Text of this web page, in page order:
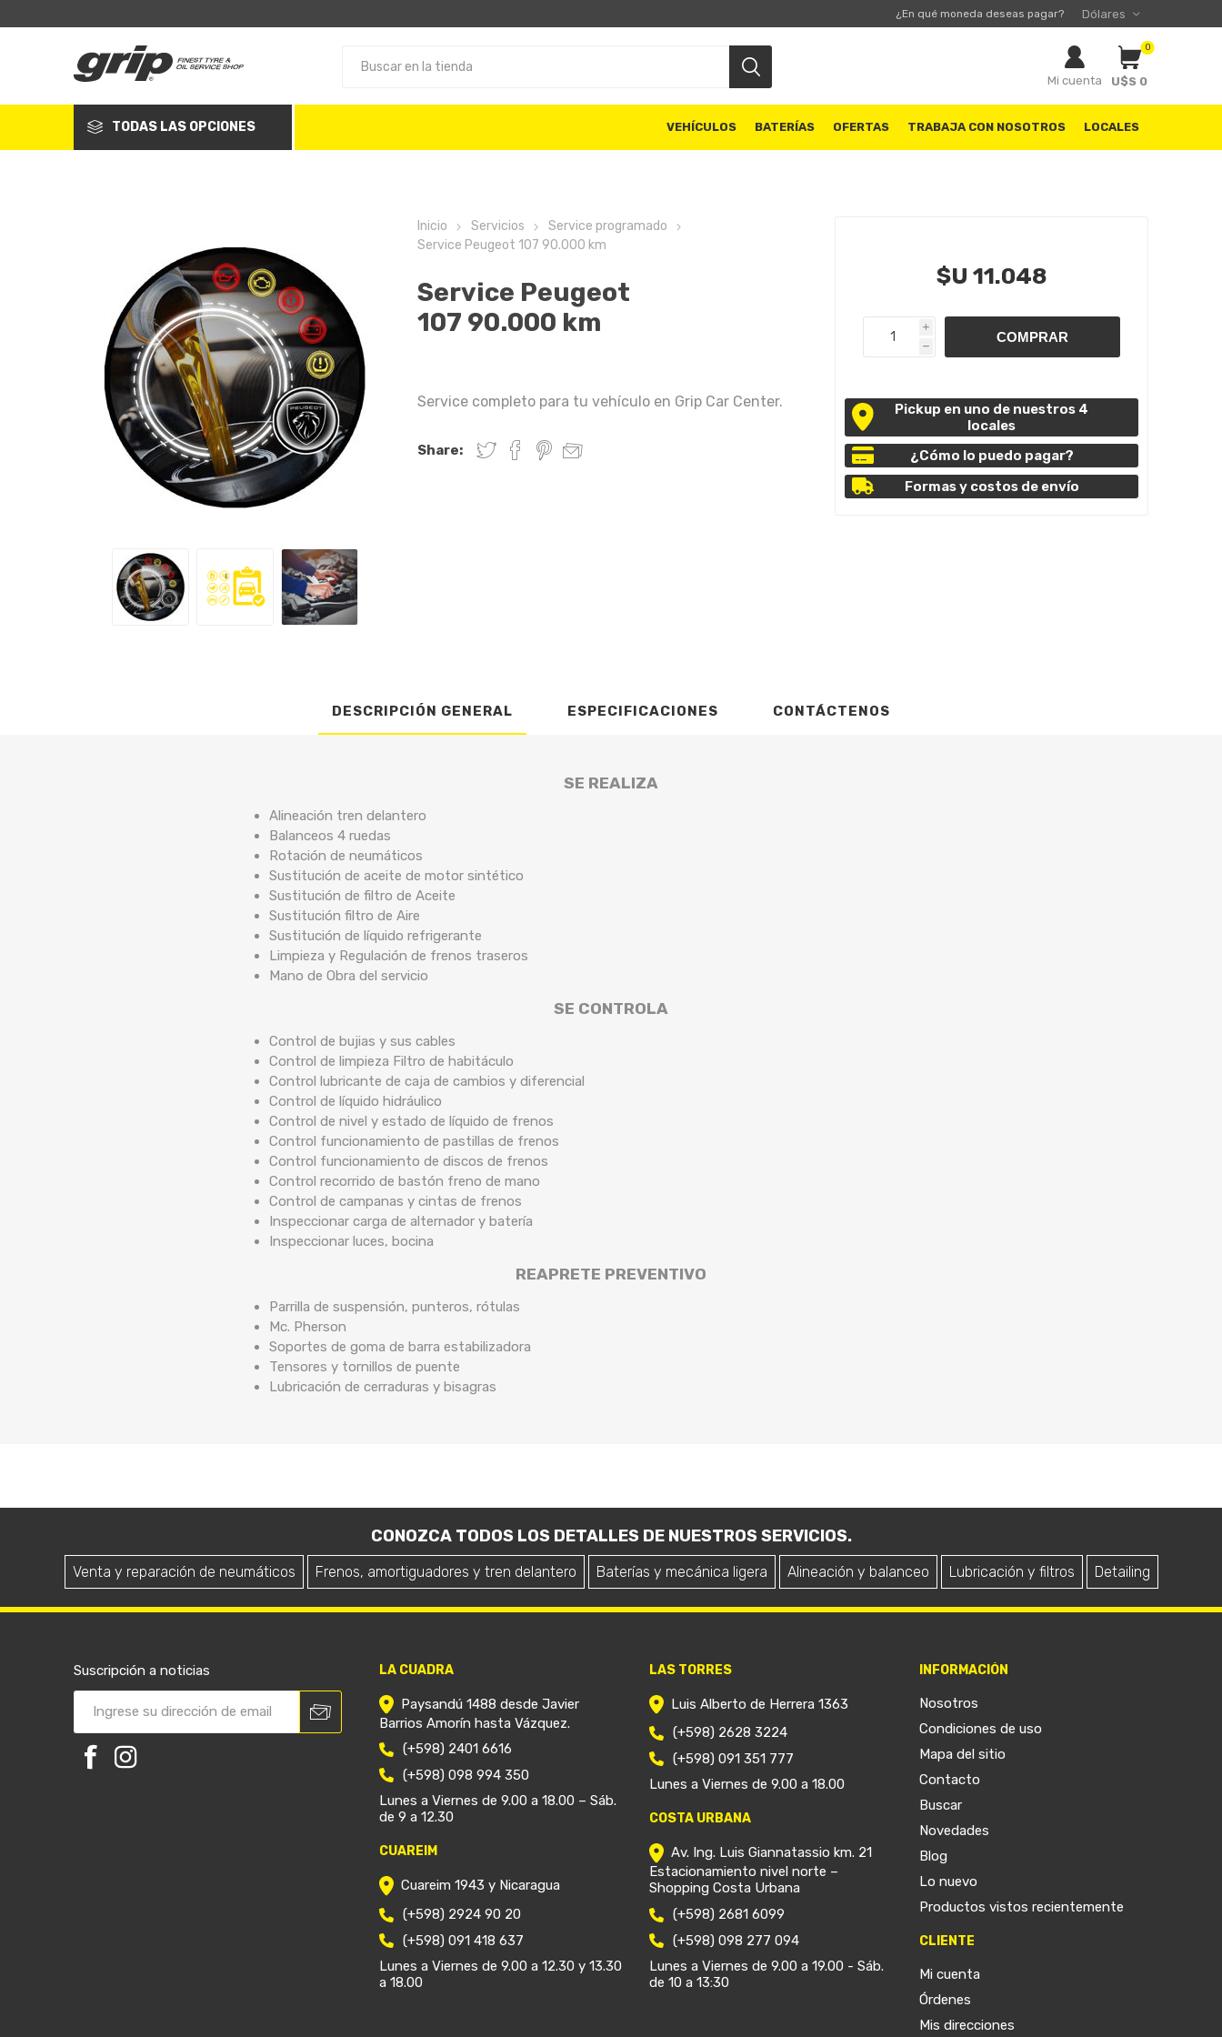
¿En qué moneda deseas pagar?
Mi cuenta
0
U$S 0
TODAS LAS OPCIONES VEHÍCULOS BATERÍAS OFERTAS TRABAJA CON NOSOTROS LOCALES
Inicio Servicios
Service programado
Service Peugeot 107 90.000 km
Service Peugeot
107 90.000 km
Service completo para tu vehículo en Grip Car Center.
Share:
$U 11.048
i
h
Pickup en uno de nuestros 4
locales
¿Cómo lo puedo pagar?
Formas y costos de envío
DESCRIPCIÓN GENERAL ESPECIFICACIONES CONTÁCTENOS
SE REALIZA
Alineación tren delantero
Balanceos 4 ruedas
Rotación de neumáticos
Sustitución de aceite de motor sintético
Sustitución de filtro de Aceite
Sustitución filtro de Aire
Sustitución de líquido refrigerante
Limpieza y Regulación de frenos traseros
Mano de Obra del servicio
SE CONTROLA
Control de bujias y sus cables
Control de limpieza Filtro de habitáculo
Control lubricante de caja de cambios y diferencial
Control de líquido hidráulico
Control de nivel y estado de líquido de frenos
Control funcionamiento de pastillas de frenos
Control funcionamiento de discos de frenos
Control recorrido de bastón freno de mano
Control de campanas y cintas de frenos
Inspeccionar carga de alternador y batería
Inspeccionar luces, bocina
REAPRETE PREVENTIVO
Parrilla de suspensión, punteros, rótulas
Mc. Pherson
Soportes de goma de barra estabilizadora
Tensores y tornillos de puente
Lubricación de cerraduras y bisagras
CONOZCA TODOS LOS DETALLES DE NUESTROS SERVICIOS.
Venta y reparación de neumáticos Frenos, amortiguadores y tren delantero Baterías y mecánica ligera Alineación y balanceo Lubricación y filtros Detailing
Suscripción a noticias LA CUADRA
Paysandú 1488 desde Javier
Barrios Amorín hasta Vázquez.
(+598) 2401 6616
(+598) 098 994 350
Lunes a Viernes de 9.00 a 18.00 – Sáb.
de 9 a 12.30
CUAREIM
Cuareim 1943 y Nicaragua
(+598) 2924 90 20
(+598) 091 418 637
Lunes a Viernes de 9.00 a 12.30 y 13.30
a 18.00
LAS TORRES
Luis Alberto de Herrera 1363
(+598) 2628 3224
(+598) 091 351 777
Lunes a Viernes de 9.00 a 18.00
COSTA URBANA
Av. Ing. Luis Giannatassio km. 21
Estacionamiento nivel norte –
Shopping Costa Urbana
(+598) 2681 6099
(+598) 098 277 094
Lunes a Viernes de 9.00 a 19.00 - Sáb.
de 10 a 13:30
INFORMACIÓN
Nosotros
Condiciones de uso
Mapa del sitio
Contacto
Buscar
Novedades
Blog
Lo nuevo
Productos vistos recientemente
CLIENTE
Mi cuenta
Órdenes
Mis direcciones